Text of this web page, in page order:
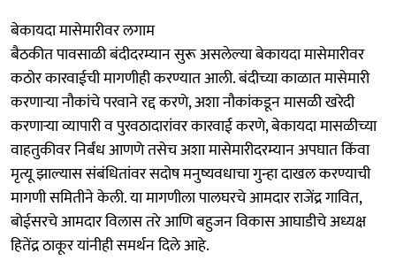
बेकायदा मासेमारीवर लगाम
बैठकीत पावसाळी बंदीदरम्यान सुरू असलेल्या बेकायदा मासेमारीवर
कठोर कारवाईची मागणीही करण्यात आली. बंदीच्या काळात मासेमारी
करणाऱ्या नौकांचे परवाने रद्द करणे, अशा नौकांकडून मासळी खरेदी
करणाऱ्या व्यापारी व पुरवठादारांवर कारवाई करणे, बेकायदा मासळीच्या
वाहतुकीवर निर्बंध आणणे तसेच अशा मासेमारीदरम्यान अपघात किंवा
मृत्यू झाल्यास संबंधितांवर सदोष मनुष्यवधाचा गुन्हा दाखल करण्याची
मागणी समितीने केली. या मागणीला पालघरचे आमदार राजेंद्र गावित,
बोईसरचे आमदार विलास तरे आणि बहुजन विकास आघाडीचे अध्यक्ष
हितेंद्र ठाकूर यांनीही समर्थन दिले आहे.